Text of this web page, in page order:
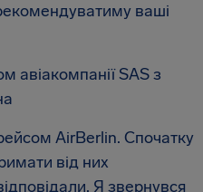
ваші
авіакомпанії SAS з
AirBerlin. Спочатку
від них
Я звернувся